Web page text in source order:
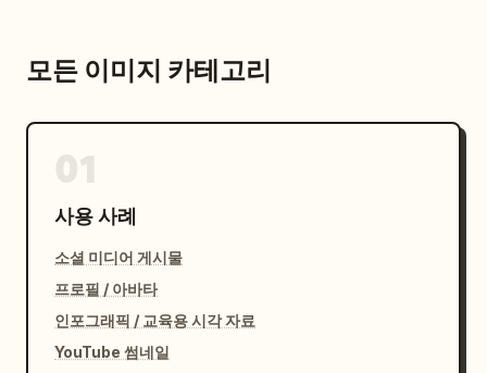
모든 이미지 카테고리
사용 사례
소셜 미디어 게시물
프로필 / 아바타
인포그래픽 / 교육용 시각 자료
YouTube 썸네일